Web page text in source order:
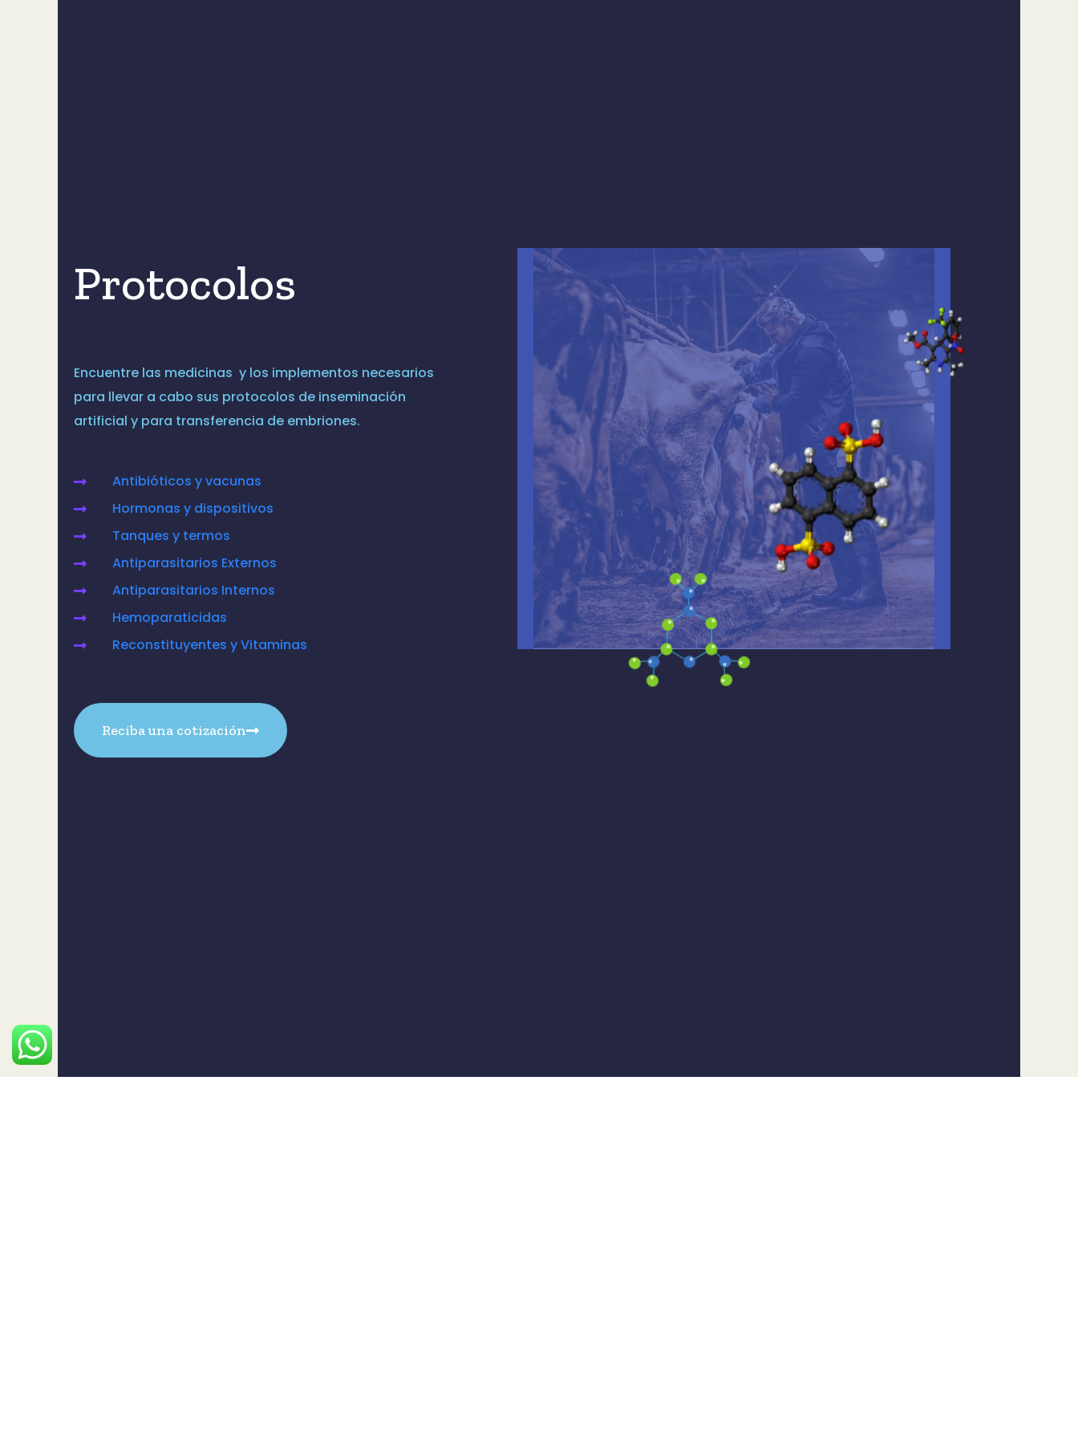
Protocolos
Encuentre las medicinas y los implementos necesarios
para llevar a cabo sus protocolos de inseminación
artificial y para transferencia de embriones.
Antibióticos y vacunas
Hormonas y dispositivos
Tanques y termos
Antiparasitarios Externos
Antiparasitarios Internos
Hemoparaticidas
Reconstituyentes y Vitaminas
Reciba una cotización